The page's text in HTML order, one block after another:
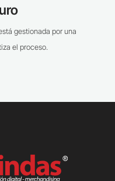
gestionada por una
el proceso.